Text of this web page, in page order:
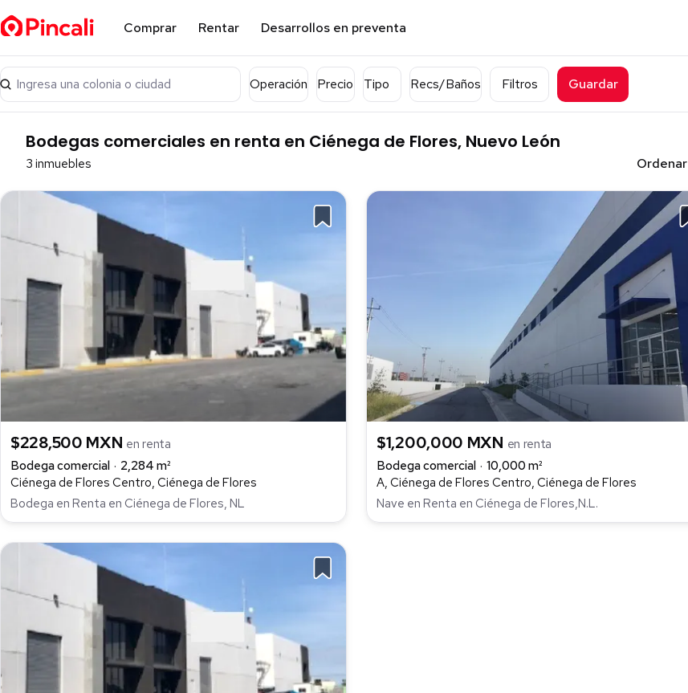
Comprar Rentar Desarrollos en preventa
Ingresa una colonia o ciudad Operación Precio Tipo Recs/Baños Filtros Guardar
Bodegas comerciales en renta en Ciénega de Flores, Nuevo León
3 inmuebles Ordenar
$228,500 MXN en renta
Bodega comercial
2,284 m²
Ciénega de Flores Centro, Ciénega de Flores
Bodega en Renta en Ciénega de Flores, NL
$1,200,000 MXN en renta
Bodega comercial
10,000 m²
A, Ciénega de Flores Centro, Ciénega de Flores
Nave en Renta en Ciénega de Flores,N.L.